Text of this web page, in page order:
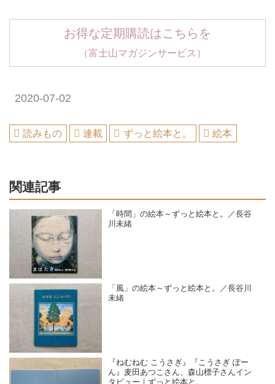
お得な定期購読はこちらを
（富士山マガジンサービス）
2020-07-02
読みもの 連載 ずっと絵本と。 絵本
関連記事
「時間」の絵本～ずっと絵本と。／長谷
川未緒
「風」の絵本～ずっと絵本と。／長谷川
未緒
『ねむねむ こうさぎ』『こうさぎ ぽー
ん』麦田あつこさん、森山標子さんイン